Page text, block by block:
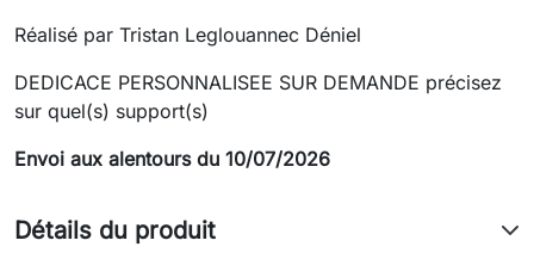
Réalisé par Tristan Leglouannec Déniel
DEDICACE PERSONNALISEE SUR DEMANDE précisez
sur quel(s) support(s)
Envoi aux alentours du 10/07/2026
Détails du produit